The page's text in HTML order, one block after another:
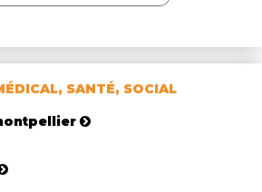
SANTÉ, SOCIAL